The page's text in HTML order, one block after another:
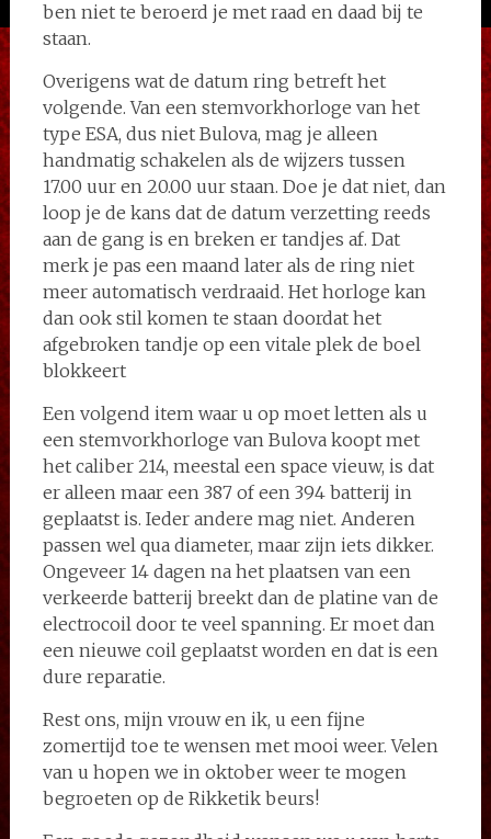
ben niet te beroerd je met raad en daad bij te
staan.
Overigens wat de datum ring betreft het
volgende. Van een stemvorkhorloge van het
type ESA, dus niet Bulova, mag je alleen
handmatig schakelen als de wijzers tussen
17.00 uur en 20.00 uur staan. Doe je dat niet, dan
loop je de kans dat de datum verzetting reeds
aan de gang is en breken er tandjes af. Dat
merk je pas een maand later als de ring niet
meer automatisch verdraaid. Het horloge kan
dan ook stil komen te staan doordat het
afgebroken tandje op een vitale plek de boel
blokkeert
Een volgend item waar u op moet letten als u
een stemvorkhorloge van Bulova koopt met
het caliber 214, meestal een space vieuw, is dat
er alleen maar een 387 of een 394 batterij in
geplaatst is. Ieder andere mag niet. Anderen
passen wel qua diameter, maar zijn iets dikker.
Ongeveer 14 dagen na het plaatsen van een
verkeerde batterij breekt dan de platine van de
electrocoil door te veel spanning. Er moet dan
een nieuwe coil geplaatst worden en dat is een
dure reparatie.
Rest ons, mijn vrouw en ik, u een fijne
zomertijd toe te wensen met mooi weer. Velen
van u hopen we in oktober weer te mogen
begroeten op de Rikketik beurs!